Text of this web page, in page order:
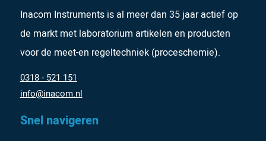
Inacom Instruments is al meer dan 35 jaar actief op
de markt met laboratorium artikelen en producten
voor de meet-en regeltechniek (proceschemie).
0318 - 521 151
info@inacom.nl
Snel navigeren